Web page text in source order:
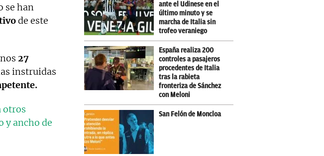
se han
de este
27
instruidas
otros
y ancho de
ante el Udinese en el
último minuto y se
marcha de Italia sin
trofeo veraniego
España realiza 200
controles a pasajeros
procedentes de Italia
tras la rabieta
fronteriza de Sánchez
con Meloni
San Felón de Moncloa